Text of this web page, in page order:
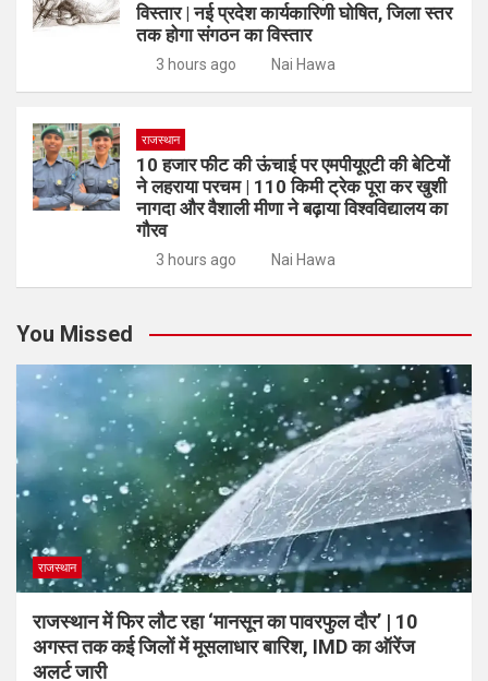
विस्तार | नई प्रदेश कार्यकारिणी घोषित, जिला स्तर
तक होगा संगठन का विस्तार
3 hours ago Nai Hawa
राजस्थान
10 हजार फीट की ऊंचाई पर एमपीयूएटी की बेटियों
ने लहराया परचम | 110 किमी ट्रेक पूरा कर खुशी
नागदा और वैशाली मीणा ने बढ़ाया विश्वविद्यालय का
गौरव
3 hours ago Nai Hawa
You Missed
राजस्थान
राजस्थान में फिर लौट रहा ‘मानसून का पावरफुल दौर’ | 10
अगस्त तक कई जिलों में मूसलाधार बारिश, IMD का ऑरेंज
अलर्ट जारी